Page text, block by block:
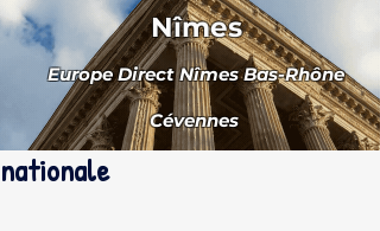
Nîmes
Europe Direct Nîmes Bas-Rhône
Cévennes
Interview de Christine Pretceille,
inspectrice de l’Éducation
nationale